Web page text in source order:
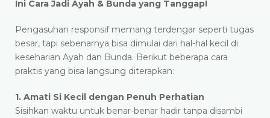
Ini Cara Jadi Ayah & Bunda yang Tanggap!
Pengasuhan responsif memang terdengar seperti tugas
besar, tapi sebenarnya bisa dimulai dari hal-hal kecil di
keseharian Ayah dan Bunda. Berikut beberapa cara
praktis yang bisa langsung diterapkan:
1. Amati Si Kecil dengan Penuh Perhatian
Sisihkan waktu untuk benar-benar hadir tanpa disambi